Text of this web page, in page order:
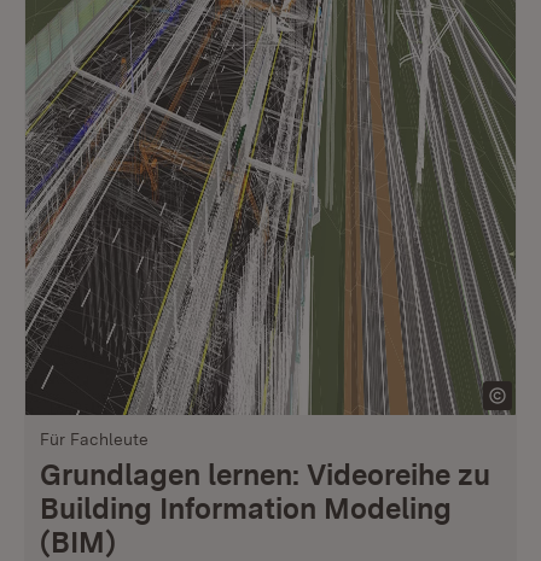
Für Fachleute
Grundlagen lernen: Videoreihe zu
Building Information Modeling
(BIM)